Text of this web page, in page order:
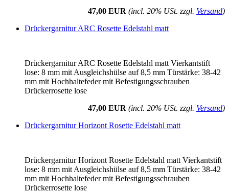
47,00 EUR (incl. 20% USt. zzgl. Versand)
Drückergarnitur ARC Rosette Edelstahl matt
Drückergarnitur ARC Rosette Edelstahl matt Vierkantstift
lose: 8 mm mit Ausgleichshülse auf 8,5 mm Türstärke: 38-42
mm mit Hochhaltefeder mit Befestigungsschrauben
Drückerrosette lose
47,00 EUR (incl. 20% USt. zzgl. Versand)
Drückergarnitur Horizont Rosette Edelstahl matt
Drückergarnitur Horizont Rosette Edelstahl matt Vierkantstift
lose: 8 mm mit Ausgleichshülse auf 8,5 mm Türstärke: 38-42
mm mit Hochhaltefeder mit Befestigungsschrauben
Drückerrosette lose